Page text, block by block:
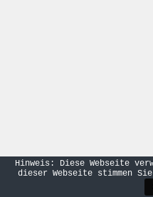
Hinweis: Diese Webseite
dieser Webseite stimmen